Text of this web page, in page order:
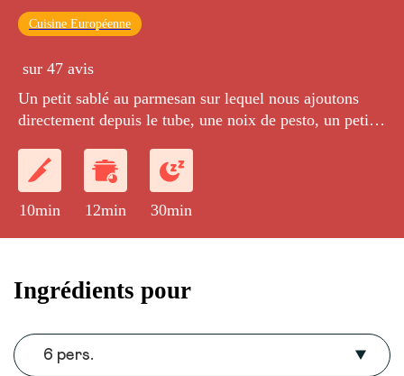
Cuisine Européenne
sur 47 avis
Un petit sablé au parmesan sur lequel nous ajoutons
directement depuis le tube, une noix de pesto, un petit
10min 12min 30min
Ingrédients pour
6 pers.